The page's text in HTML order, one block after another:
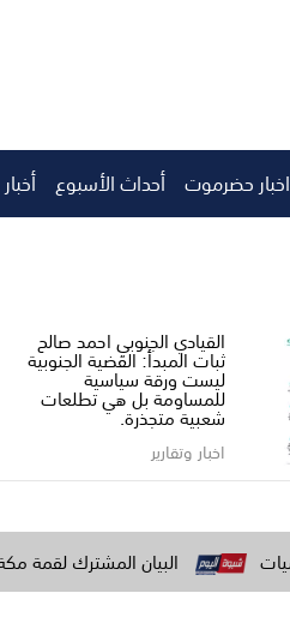
اخبار حضرموت أحداث الأسبوع
القيادي الجنوبي احمد صالح ​
ثبات المبدأ: القضية الجنوبية
ليست ورقة سياسية
للمساومة بل هي تطلعات
شعبية متجذرة.
اخبار وتقارير
البيان المشترك لقمة مكة اتفاق